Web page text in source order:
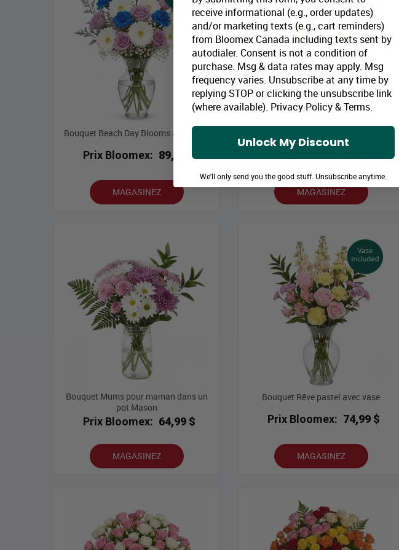
Bouquet Beach Day Blooms avec vase
Prix Bloomex: 89,99 $
MAGASINEZ MAGASINEZ
Bouquet Mums pour maman dans un
pot Mason
Prix Bloomex: 64,99 $
MAGASINEZ
Bouquet Rêve pastel avec vase
Prix Bloomex: 74,99 $
MAGASINEZ
receive informational (e.g., order updates)
and/or marketing texts (e.g., cart reminders)
from Bloomex Canada including texts sent by
autodialer. Consent is not a condition of
purchase. Msg & data rates may apply. Msg
frequency varies. Unsubscribe at any time by
replying STOP or clicking the unsubscribe link
(where available). Privacy Policy&Terms.
Unlock My Discount
We'll only send you the good stuff. Unsubscribe anytime.